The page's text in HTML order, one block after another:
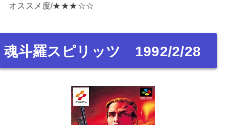
オススメ度/★★★☆☆
魂斗羅スピリッツ 1992/2/28